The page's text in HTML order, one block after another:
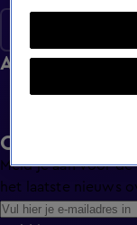
Afleveringen
Ontvang de
Meld je aan voor
het laatste nieuws